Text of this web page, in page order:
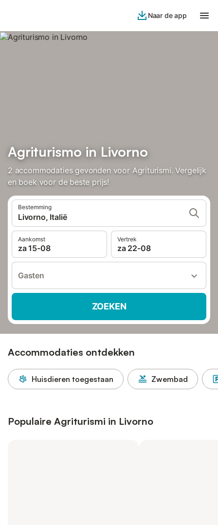
Naar de app
Agriturismo in Livorno
2 accommodaties gevonden voor Agriturismi. Vergelijk
en boek voor de beste prijs!
Bestemming
Livorno, Italië
Aankomst
za 15-08
Vertrek
za 22-08
Gasten
ZOEKEN
Accommodaties ontdekken
Huisdieren toegestaan Zwembad
Populaire Agriturismi in Livorno